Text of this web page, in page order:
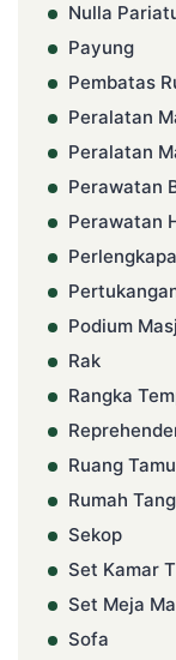
Nulla
Payung
Pembatas
Peralatan
Peralatan
Perawatan
Perawatan
Podium
Rak
Rangka
Ruang
Rumah
Sekop
Set Kamar
Set Meja
Sofa